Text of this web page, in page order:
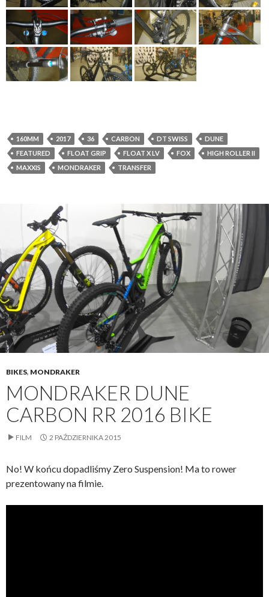
160MM 2017 36 CARBON DT SWISS
DUNE
FEATURED
FLOAT GRIP FLOAT X LV FOX
HIGH ROLLER II
MAXXIS
MONDRAKER TRANSFER
BIKES, MONDRAKER
MONDRAKER DUNE
CARBON RR 2016 BIKE
FILM 2 PAŹDZIERNIKA 2015
No! W końcu dopadliśmy Zero Suspension! Ma to rower
prezentowany na filmie.